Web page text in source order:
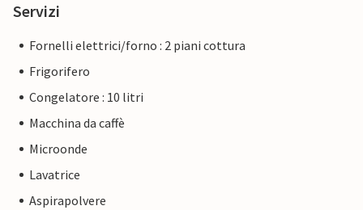
Servizi
Fornelli elettrici/forno : 2 piani cottura
Frigorifero
Congelatore : 10 litri
Macchina da caffè
Microonde
Lavatrice
Aspirapolvere